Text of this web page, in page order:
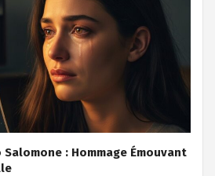
: Hommage Émouvant